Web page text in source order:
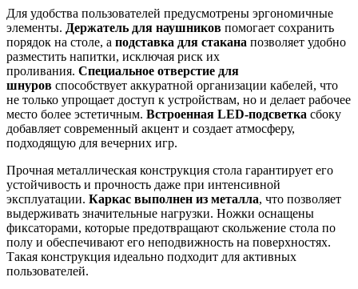
Для удобства пользователей предусмотрены эргономичные
элементы. Держатель для наушников помогает сохранить
порядок на столе, а подставка для стакана позволяет удобно
разместить напитки, исключая риск их
проливания. Специальное отверстие для
шнуров способствует аккуратной организации кабелей, что
не только упрощает доступ к устройствам, но и делает рабочее
место более эстетичным. Встроенная LED-подсветка сбоку
добавляет современный акцент и создает атмосферу,
подходящую для вечерних игр.
Прочная металлическая конструкция стола гарантирует его
устойчивость и прочность даже при интенсивной
эксплуатации. Каркас выполнен из металла, что позволяет
выдерживать значительные нагрузки. Ножки оснащены
фиксаторами, которые предотвращают скольжение стола по
полу и обеспечивают его неподвижность на поверхностях.
Такая конструкция идеально подходит для активных
пользователей.